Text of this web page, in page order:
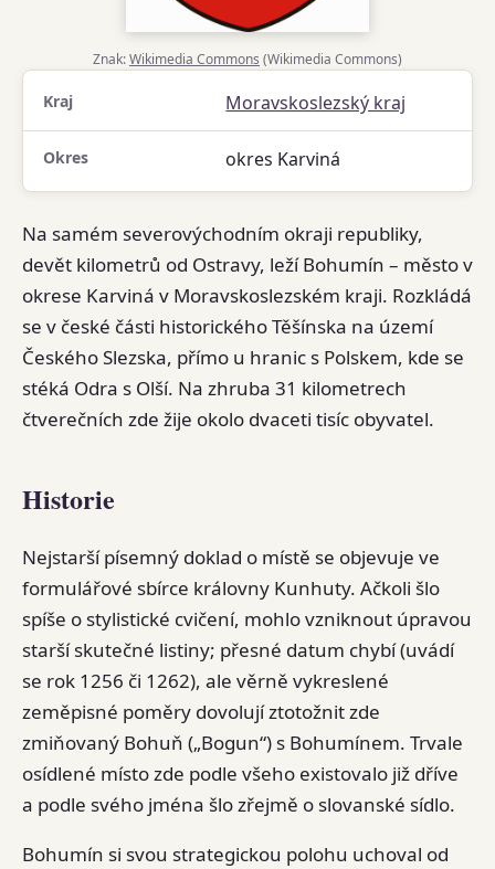
Znak:Wikimedia Commons (Wikimedia Commons)
Kraj Moravskoslezský kraj
Okres okres Karviná
Na samém severovýchodním okraji republiky,
devět kilometrů od Ostravy, leží Bohumín – město v
okrese Karviná v Moravskoslezském kraji. Rozkládá
se v české části historického Těšínska na území
Českého Slezska, přímo u hranic s Polskem, kde se
stéká Odra s Olší. Na zhruba 31 kilometrech
čtverečních zde žije okolo dvaceti tisíc obyvatel.
Historie
Nejstarší písemný doklad o místě se objevuje ve
formulářové sbírce královny Kunhuty. Ačkoli šlo
spíše o stylistické cvičení, mohlo vzniknout úpravou
starší skutečné listiny; přesné datum chybí (uvádí
se rok 1256 či 1262), ale věrně vykreslené
zeměpisné poměry dovolují ztotožnit zde
zmiňovaný Bohuň („Bogun“) s Bohumínem. Trvale
osídlené místo zde podle všeho existovalo již dříve
a podle svého jména šlo zřejmě o slovanské sídlo.
Bohumín si svou strategickou polohu uchoval od